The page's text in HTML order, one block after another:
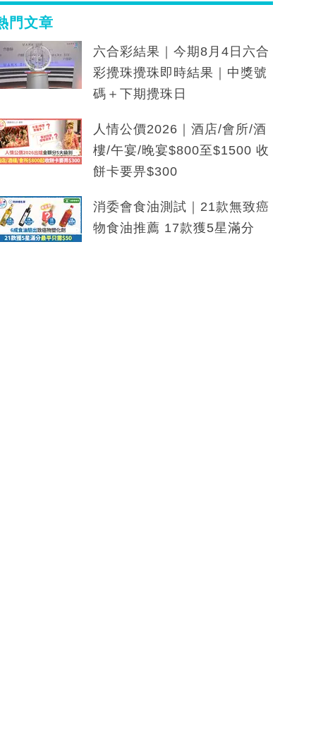
門文章
六合彩結果｜今期8月4日六合
彩攪珠攪珠即時結果｜中獎號
碼＋下期攪珠日
人情公價2026｜酒店/會所/酒
樓/午宴/晚宴$800至$1500 收
餅卡要畀$300
消委會食油測試｜21款無致癌
物食油推薦 17款獲5星滿分